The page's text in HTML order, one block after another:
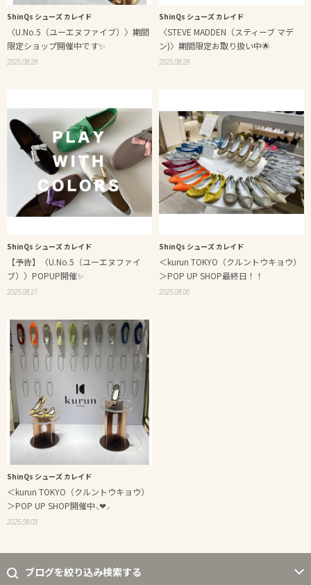
ShinQs シューズ カレイド
〈U.No.5（ユーエヌファイブ）〉期間
限定ショップ開催中です✨
2025.08.28
ShinQs シューズ カレイド
〈STEVE MADDEN（スティーブ マデ
ン)〉期間限定お取り扱い中🌟
2025.08.28
ShinQs シューズ カレイド
【予告】〈U.No.5（ユーエヌファイ
ブ）〉POPUP開催✨
2025.08.21
ShinQs シューズ カレイド
＜kurun TOKYO（クルントウキョウ）
＞POP UP SHOP最終日！！
2025.08.06
ShinQs シューズ カレイド
＜kurun TOKYO（クルントウキョウ）
＞POP UP SHOP開催中⸜❤︎⸝
2025.08.03
ブログを絞り込み検索する